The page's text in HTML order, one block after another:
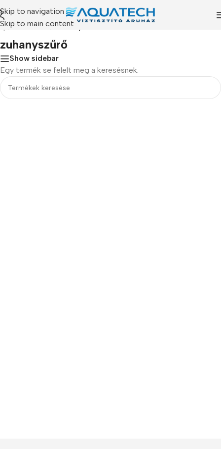
Skip to navigation
Skip to main content
/Termékeink/“zuhanyszűrő” címkével rendelkező termékek
zuhanyszűrő
Show sidebar
Egy termék se felelt meg a keresésnek.